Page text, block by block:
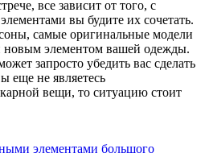
все зависит от того, с
вы будите их сочетать.
самые оригинальные модели
новым элементом вашей одежды.
запросто убедить вас сделать
еще не являетесь
вещи, то ситуацию стоит